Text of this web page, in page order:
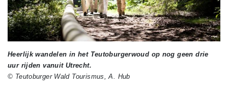
Heerlijk wandelen in het Teutoburgerwoud op nog geen drie
uur rijden vanuit Utrecht.
© Teutoburger Wald Tourismus, A. Hub